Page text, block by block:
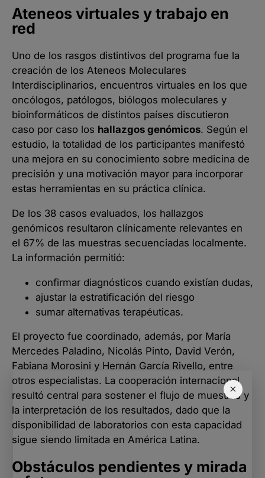
×
Ateneos virtuales y trabajo en
red
Uno de los rasgos distintivos del programa fue la
creación de los Ateneos Moleculares
Interdisciplinarios, encuentros virtuales en los que
oncólogos, patólogos, biólogos moleculares y
bioinformáticos de distintos países discutieron
caso por caso los hallazgos genómicos. Según el
estudio, la totalidad de los participantes manifestó
una mejora en su conocimiento sobre medicina de
precisión y una motivación mayor para incorporar
estas herramientas en su práctica clínica.
De los 38 casos evaluados, los hallazgos
genómicos resultaron clínicamente relevantes en
el 67% de las muestras secuenciadas localmente.
La información permitió:
confirmar diagnósticos cuando existían dudas,
ajustar la estratificación del riesgo
sumar alternativas terapéuticas.
El proyecto fue coordinado, además, por María
Mercedes Paladino, Nicolás Pinto, David Verón,
Fabiana Morosini y Hernán García Rivello, entre
otros especialistas. La cooperación internacional
resultó central para sostener el flujo de muestras y
la interpretación de los resultados, dado que la
disponibilidad de laboratorios con esta capacidad
sigue siendo limitada en América Latina.
Obstáculos pendientes y mirada